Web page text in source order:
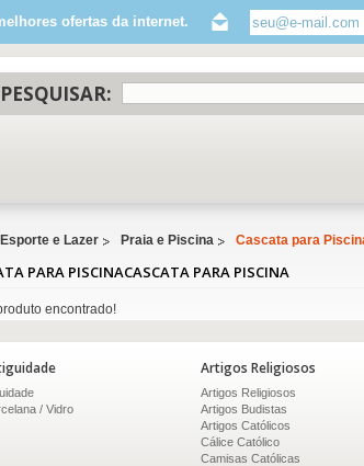
ofertas da internet.
PESQUISAR:
Esporte e Lazer Praia e Piscina Cascata para
CASCATA PARA PISCINA
encontrado!
/ Vidro
Artigos Religiosos
Artigos Religiosos
Artigos Budistas
Artigos Católicos
Cálice Católico
Camisas Católicas